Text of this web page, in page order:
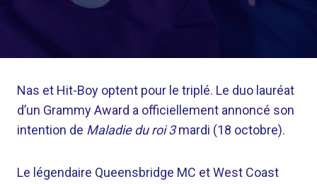
Nas et Hit-Boy optent pour le triplé. Le duo lauréat
d’un Grammy Award a officiellement annoncé son
intention de Maladie du roi 3mardi (18 octobre).
Le légendaire Queensbridge MC et West Coast